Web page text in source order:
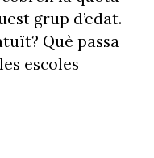
grup d’edat.
Què passa
escoles